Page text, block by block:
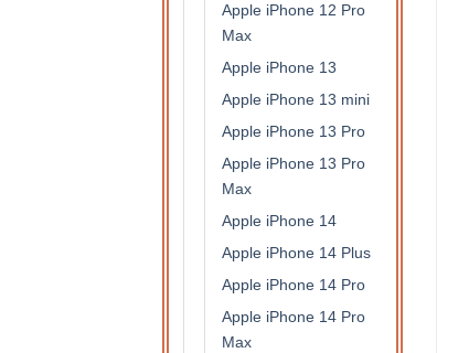
Apple iPhone 12 Pro
Max
Apple iPhone 13
Apple iPhone 13 mini
Apple iPhone 13 Pro
Apple iPhone 13 Pro
Max
Apple iPhone 14
Apple iPhone 14 Plus
Apple iPhone 14 Pro
Apple iPhone 14 Pro
Max